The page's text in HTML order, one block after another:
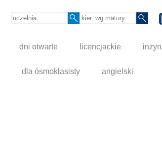
dni otwarte licencjackie
dla ósmoklasisty angielski